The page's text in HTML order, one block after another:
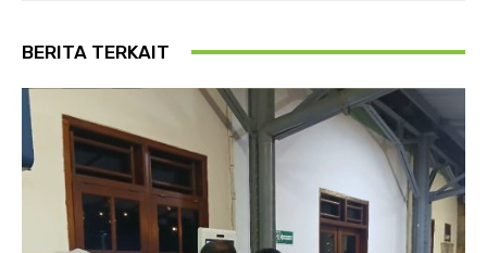
BERITA TERKAIT